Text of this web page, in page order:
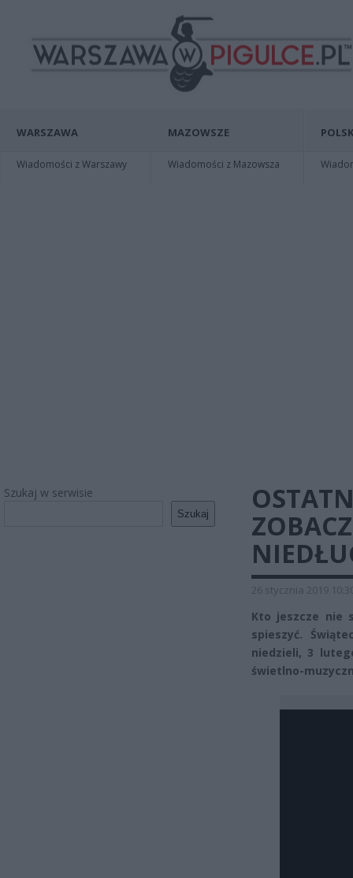
WARSZAWA
Wiadomości z Warszawy
MAZOWSZE
Wiadomości z Mazowsza
Szukaj w serwisie
Szukaj
26 stycznia 2019
Kto jeszcze nie
spieszyć.
niedzieli, 3
świetlno-